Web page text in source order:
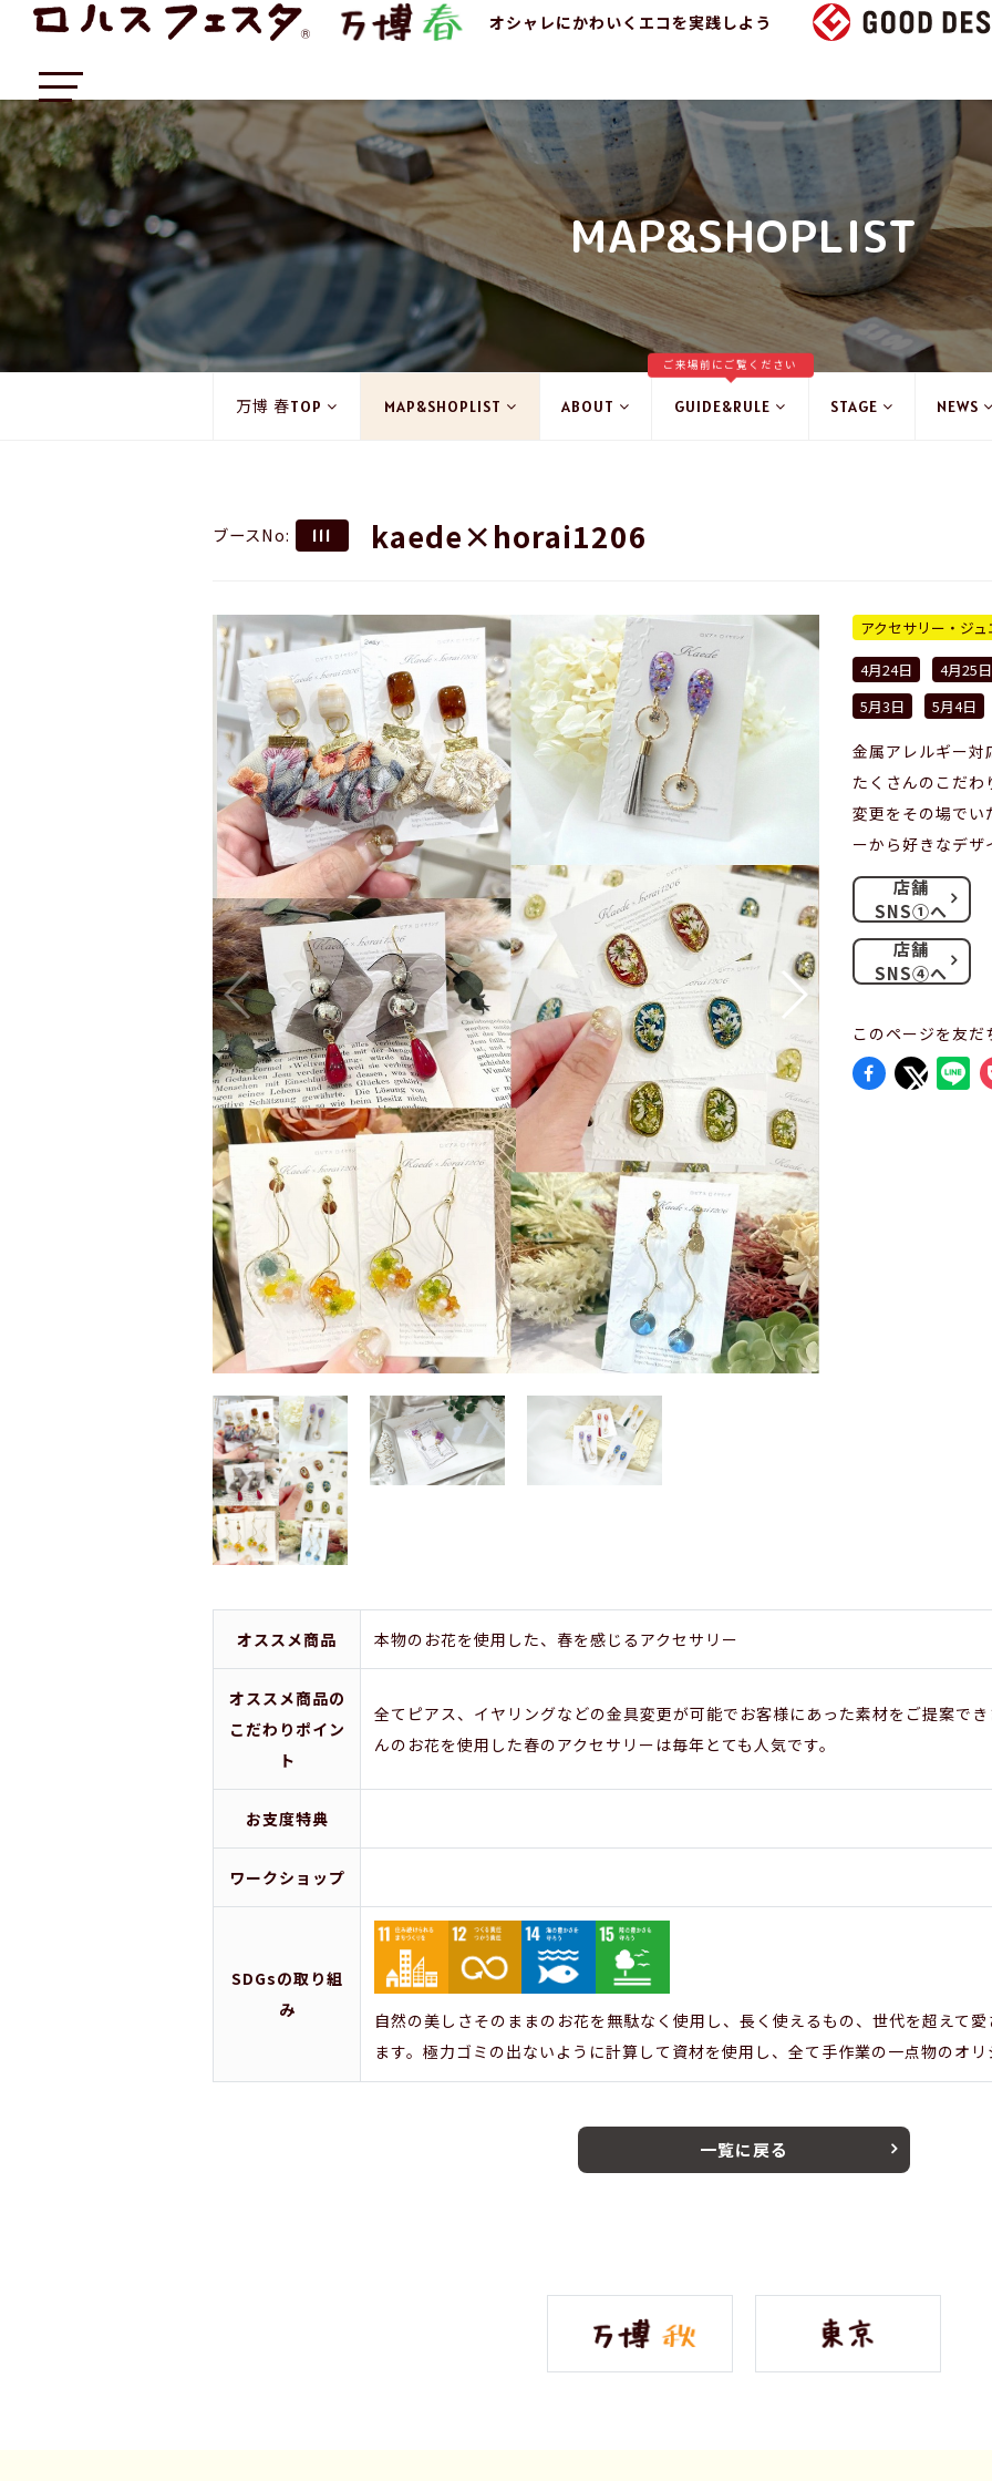
オシャレにかわいくエコを実践しよう
MAP&SHOPLIST
万博 春TOP MAP&SHOPLIST ABOUT GUIDE&RULE
ご来場前にご覧ください
STAGE NEWS
ブースNo: 111 kaede×horai1206
アクセサリー・ジュ
4月24日
4月25日
5月3日
5月4日
金属アレルギー対
たくさんのこだわ
変更をその場でい
ーから好きなデザ
店舗
SNS①へ
店舗
SNS④へ
このページを友だ
オススメ商品 本物のお花を使用した、春を感じるアクセサリー
オススメ商品の
こだわりポイン
ト
全てピアス、イヤリングなどの金具変更が可能でお客様にあった素材をご提案で
んのお花を使用した春のアクセサリーは毎年とても人気です。
お支度特典
ワークショップ
SDGsの取り組
み
自然の美しさそのままのお花を無駄なく使用し、長く使えるもの、世代を超えて
ます。極力ゴミの出ないように計算して資材を使用し、全て手作業の一点物のオリ
一覧に戻る